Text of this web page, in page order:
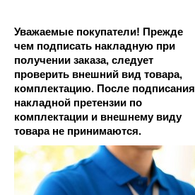
Уважаемые покупатели! Прежде
чем подписать накладную при
получении заказа, следует
проверить внешний вид товара,
комплектацию. После подписания
накладной претензии по
комплектации и внешнему виду
товара не принимаются.